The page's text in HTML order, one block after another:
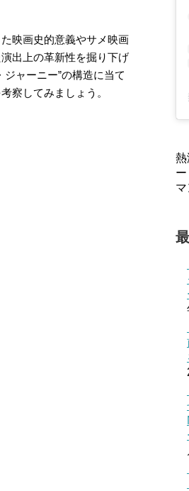
映画史的意義やサメ映画
出上の革新性を掘り下げ
ャーニー”の構造に当て
察してみましょう。
熱